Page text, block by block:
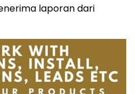
laporan dari